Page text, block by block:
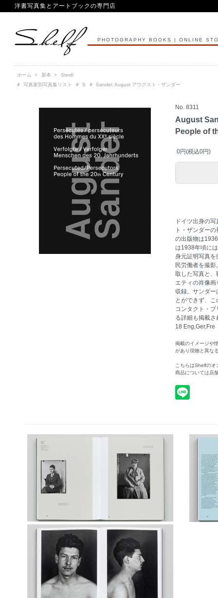
洋書写真集とアートブックの専門店
PHOTOGRAPHY BOOKS | ONLINE
ホーム > 新本 >
Steidl
＃
写真家別写真集リスト ＃ S ＃ Sander, August アウグスト・ザンダー
No. 8311
August
People of
0円(税込0円)
ドイツ出身の
ト・ザンダー
の出版物は
は1938年頃に
身元証明写真を
民労働者を撮
取した写真と、
エティの肖像
収録。サンダー
とができず、
コンタクト・
る詳細も掲載
18 Eng,Ger,Fre
掲載のイメージや
があり現物と異な
こちらはShelfのオ
商品については店